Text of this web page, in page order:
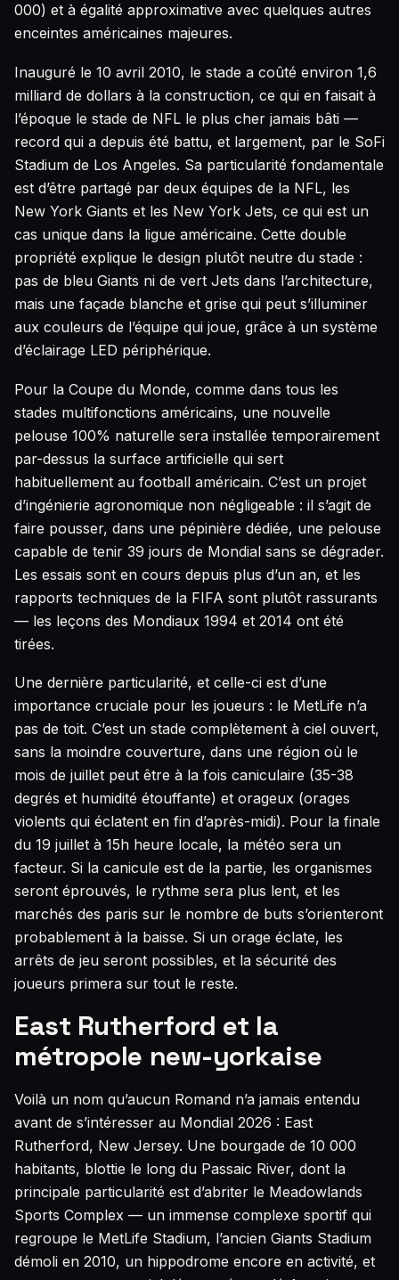
000) et à égalité approximative avec quelques autres
enceintes américaines majeures.
Inauguré le 10 avril 2010, le stade a coûté environ 1,6
milliard de dollars à la construction, ce qui en faisait à
l’époque le stade de NFL le plus cher jamais bâti —
record qui a depuis été battu, et largement, par le SoFi
Stadium de Los Angeles. Sa particularité fondamentale
est d’être partagé par deux équipes de la NFL, les
New York Giants et les New York Jets, ce qui est un
cas unique dans la ligue américaine. Cette double
propriété explique le design plutôt neutre du stade :
pas de bleu Giants ni de vert Jets dans l’architecture,
mais une façade blanche et grise qui peut s’illuminer
aux couleurs de l’équipe qui joue, grâce à un système
d’éclairage LED périphérique.
Pour la Coupe du Monde, comme dans tous les
stades multifonctions américains, une nouvelle
pelouse 100% naturelle sera installée temporairement
par-dessus la surface artificielle qui sert
habituellement au football américain. C’est un projet
d’ingénierie agronomique non négligeable : il s’agit de
faire pousser, dans une pépinière dédiée, une pelouse
capable de tenir 39 jours de Mondial sans se dégrader.
Les essais sont en cours depuis plus d’un an, et les
rapports techniques de la FIFA sont plutôt rassurants
— les leçons des Mondiaux 1994 et 2014 ont été
tirées.
Une dernière particularité, et celle-ci est d’une
importance cruciale pour les joueurs : le MetLife n’a
pas de toit. C’est un stade complètement à ciel ouvert,
sans la moindre couverture, dans une région où le
mois de juillet peut être à la fois caniculaire (35-38
degrés et humidité étouffante) et orageux (orages
violents qui éclatent en fin d’après-midi). Pour la finale
du 19 juillet à 15h heure locale, la météo sera un
facteur. Si la canicule est de la partie, les organismes
seront éprouvés, le rythme sera plus lent, et les
marchés des paris sur le nombre de buts s’orienteront
probablement à la baisse. Si un orage éclate, les
arrêts de jeu seront possibles, et la sécurité des
joueurs primera sur tout le reste.
East Rutherford et la
métropole new-yorkaise
Voilà un nom qu’aucun Romand n’a jamais entendu
avant de s’intéresser au Mondial 2026 : East
Rutherford, New Jersey. Une bourgade de 10 000
habitants, blottie le long du Passaic River, dont la
principale particularité est d’abriter le Meadowlands
Sports Complex — un immense complexe sportif qui
regroupe le MetLife Stadium, l’ancien Giants Stadium
démoli en 2010, un hippodrome encore en activité, et